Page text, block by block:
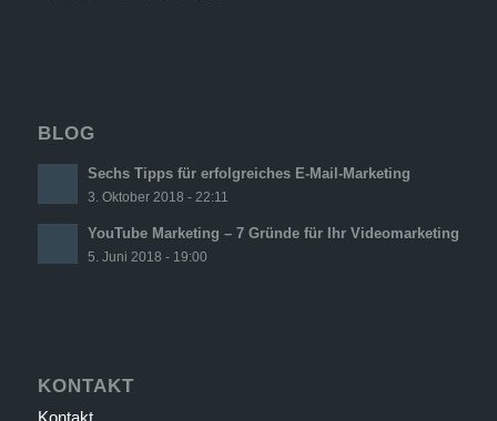
BLOG
Sechs Tipps für erfolgreiches E-Mail-Marketing
3. Oktober 2018 - 22:11
YouTube Marketing – 7 Gründe für Ihr Videomarketing
5. Juni 2018 - 19:00
KONTAKT
Kontakt